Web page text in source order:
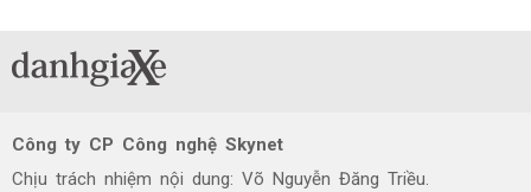
Công ty CP Công nghệ Skynet
Chịu trách nhiệm nội dung: Võ Nguyễn Đăng Triều.